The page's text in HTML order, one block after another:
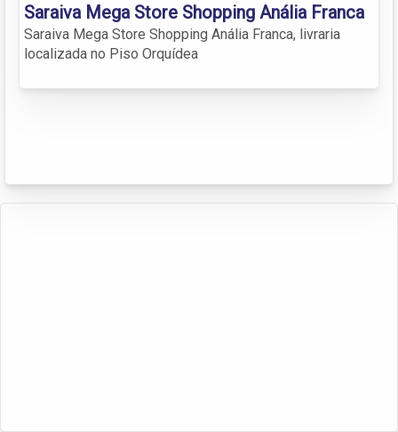
Saraiva Mega Store Shopping Anália Franca
Saraiva Mega Store Shopping Anália Franca, livraria
localizada no Piso Orquídea